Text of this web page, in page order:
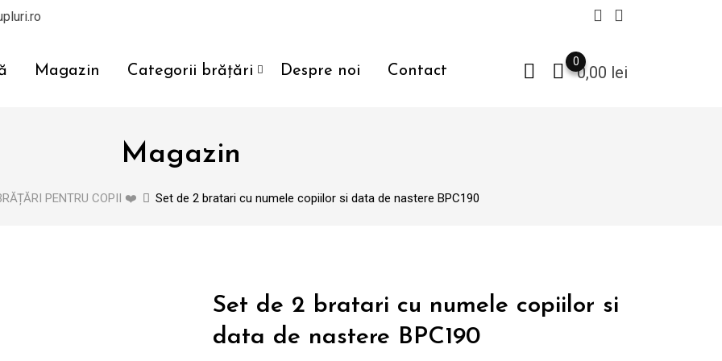
Magazin Categorii brățări Despre noi Contact 0,00 lei
0
Magazin
PENTRU COPII ❤️ Set de 2 bratari cu numele copiilor si data de nastere BPC190
Set de 2 bratari cu numele copiilor si
data de nastere BPC190